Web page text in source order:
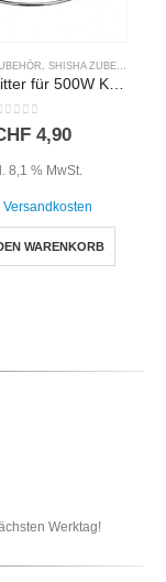
, SHISHA ZUBEHÖR
SAIDO Gitter für 500W Kohleanzünder
out of 5
4,90
8,1 % MwSt.
Versandkosten
WARENKORB
Werktag!